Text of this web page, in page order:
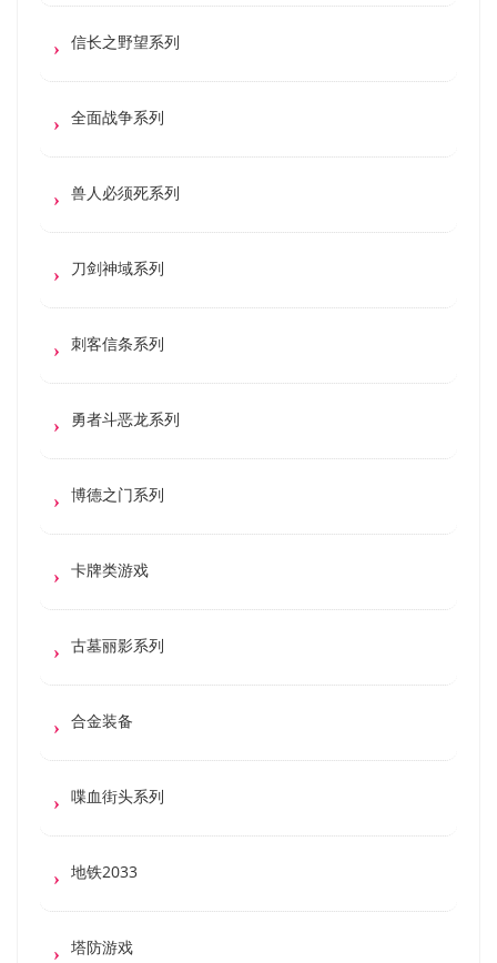
信长之野望系列
全面战争系列
兽人必须死系列
刀剑神域系列
刺客信条系列
勇者斗恶龙系列
博德之门系列
卡牌类游戏
古墓丽影系列
合金装备
喋血街头系列
地铁2033
塔防游戏